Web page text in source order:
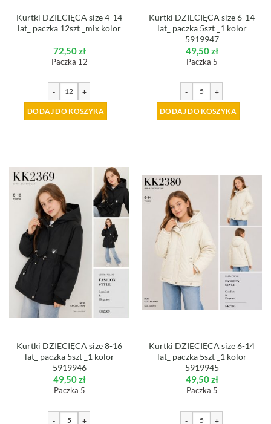
Kurtki DZIECIĘCA size 4-14
lat_ paczka 12szt _mix kolor
72,50zł
Paczka 12
- +
DODAJ DO KOSZYKA
Kurtki DZIECIĘCA size 6-14
lat_ paczka 5szt _1 kolor
5919947
49,50zł
Paczka 5
- +
DODAJ DO KOSZYKA
Kurtki DZIECIĘCA size 8-16
lat_ paczka 5szt _1 kolor
5919946
49,50zł
Paczka 5
- +
Kurtki DZIECIĘCA size 6-14
lat_ paczka 5szt _1 kolor
5919945
49,50zł
Paczka 5
- +